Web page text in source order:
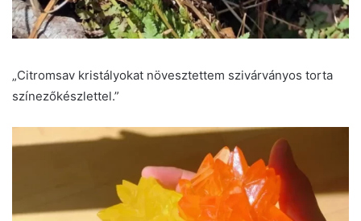
„Citromsav kristályokat növesztettem szivárványos torta
színezőkészlettel.”